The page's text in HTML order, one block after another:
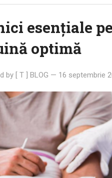
esențiale
optimă
by [ T ] BLOG — 16 septembrie